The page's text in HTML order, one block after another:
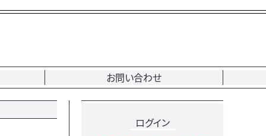
お問い合わせ
ログイン